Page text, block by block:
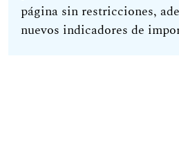
página sin restricciones,
nuevos indicadores de